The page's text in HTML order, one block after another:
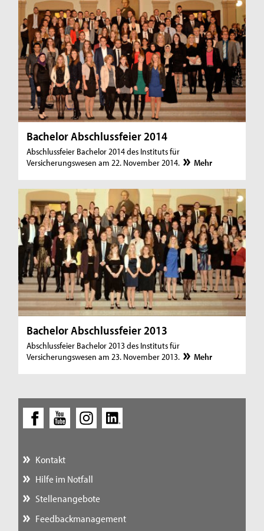
Bachelor Abschlussfeier 2014
Abschlussfeier Bachelor 2014 des Instituts für
Versicherungswesen am 22. November 2014.
Mehr
Bachelor Abschlussfeier 2013
Abschlussfeier Bachelor 2013 des Instituts für
Versicherungswesen am 23. November 2013.
Mehr
Kontakt
Hilfe im Notfall
Stellenangebote
Feedbackmanagement